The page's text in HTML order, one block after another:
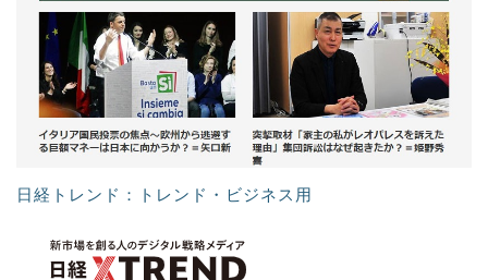
日経トレンド：トレンド・ビジネス用